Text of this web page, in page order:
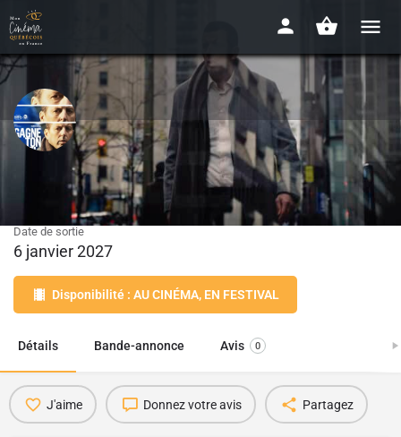
Gagne ton ciel
2025 - 1h56
Date de sortie
6 janvier 2027
Disponibilité : AU CINÉMA, EN FESTIVAL
Détails Bande-annonce Avis 0
J'aime Donnez votre avis Partagez